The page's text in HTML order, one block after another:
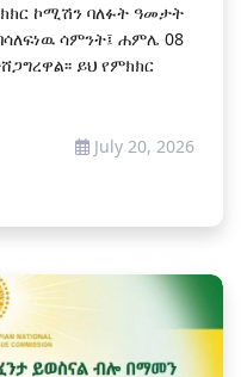
ኮሚሽን ባለፉት ዓመታት
ሳምንት፤ ሐምሌ 08
ይህ የምክክር
July 20, 2026